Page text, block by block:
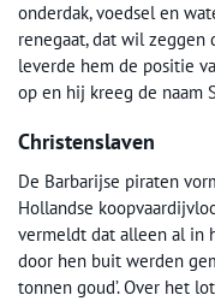
onderdak, voedsel en
renegaat, dat wil
leverde hem de positie
op en hij kreeg de naam
Christenslaven
De Barbarijse piraten
Hollandse
vermeldt dat alleen al in
door hen buit werden
tonnen goud’. Over het